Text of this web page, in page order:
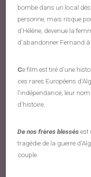
bombe dans un local
personne, mais risque
d’Hélène, devenue la
d’abandonner Fernand à
Ce film est tiré d’une
ces rares Européens
l’indépendance, leur
d’histoire.
De nos frères blessésest
tragédie de la guerre
couple.